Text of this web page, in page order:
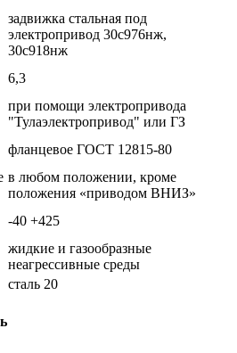
задвижка стальная под
электропривод 30с976нж,
30с918нж
6,3
при помощи электропривода
"Тулаэлектропривод" или ГЗ
фланцевое ГОСТ 12815-80
в любом положении, кроме
положения «приводом ВНИЗ»
-40 +425
жидкие и газообразные
неагрессивные среды
сталь 20